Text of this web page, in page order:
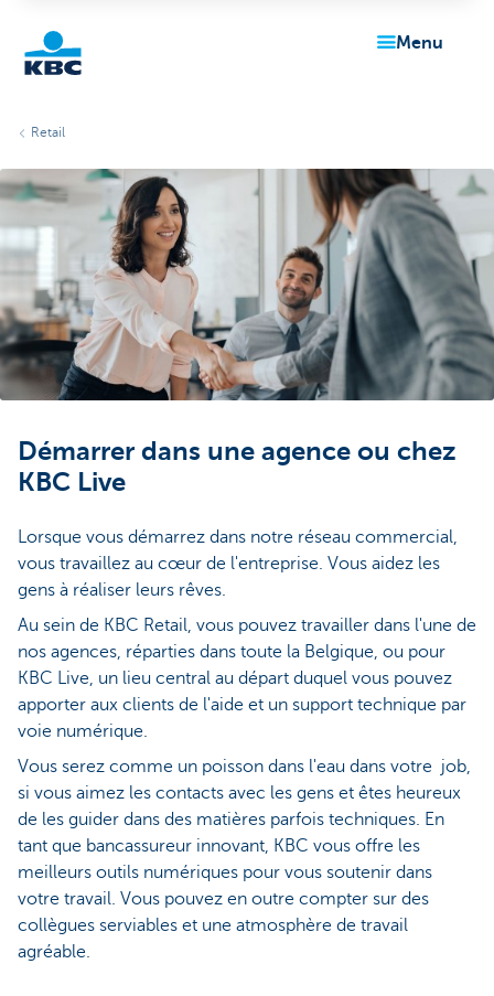
menu
Retail
Démarrer dans une agence ou chez
KBC Live
Lorsque vous démarrez dans notre réseau commercial,
vous travaillez au cœur de l'entreprise. Vous aidez les
gens à réaliser leurs rêves.
Au sein de KBC Retail, vous pouvez travailler dans l'une de
nos agences, réparties dans toute la Belgique, ou pour
KBC Live, un lieu central au départ duquel vous pouvez
apporter aux clients de l'aide et un support technique par
voie numérique.
Vous serez comme un poisson dans l'eau dans votre job,
si vous aimez les contacts avec les gens et êtes heureux
de les guider dans des matières parfois techniques. En
tant que bancassureur innovant, KBC vous offre les
meilleurs outils numériques pour vous soutenir dans
votre travail. Vous pouvez en outre compter sur des
collègues serviables et une atmosphère de travail
agréable.